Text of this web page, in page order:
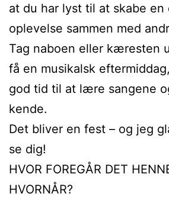
at du har lyst til at skabe en
oplevelse sammen med
Tag naboen eller kæresten
få en musikalsk
god tid til at lære sangene
kende.
Det bliver en fest – og jeg
se dig!
HVOR FOREGÅR DET
HVORNÅR?